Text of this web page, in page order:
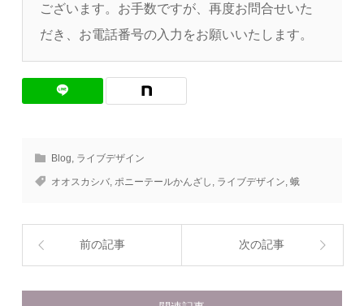
ございます。お手数ですが、再度お問合せいた
だき、お電話番号の入力をお願いいたします。
Blog ライブデザイン
オオスカシバ ポニーテールかんざし ライブデザイン ,蛾
前の記事 次の記事